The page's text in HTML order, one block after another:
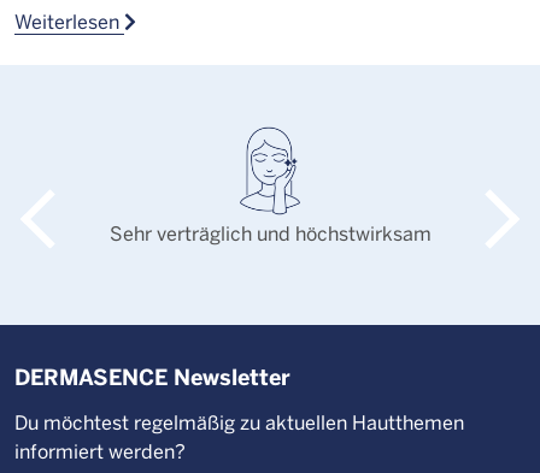
Weiterlesen
Sehr verträglich und höchstwirksam
DERMASENCE Newsletter
Du möchtest regelmäßig zu aktuellen Hautthemen
informiert werden?